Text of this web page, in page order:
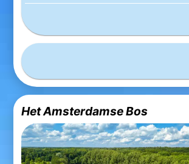
Het Amsterdamse Bos